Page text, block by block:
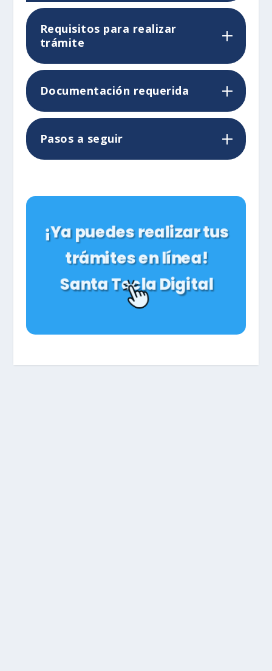
Requisitos para realizar
trámite
Documentación requerida
Pasos a seguir
¡Ya puedes realizar tus
trámites en línea!
Santa Tecla Digital